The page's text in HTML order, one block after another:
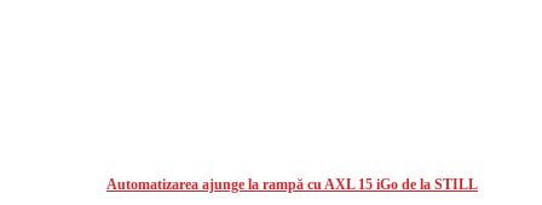
Automatizarea ajunge la rampă cu AXL 15 iGo de la STILL